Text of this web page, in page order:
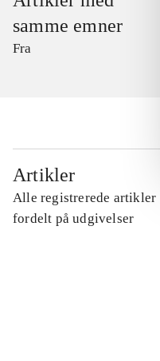
samme emner
Fra
Artikler
Alle registrerede artikler
fordelt på udgivelser